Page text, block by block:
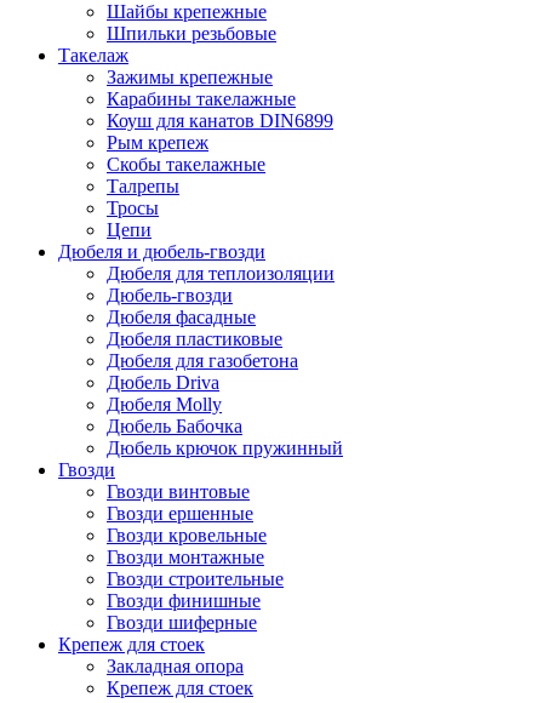
Шайбы крепежные
Шпильки резьбовые
Такелаж
Зажимы крепежные
Карабины такелажные
Коуш для канатов DIN6899
Рым крепеж
Скобы такелажные
Талрепы
Тросы
Цепи
Дюбеля и дюбель-гвозди
Дюбеля для теплоизоляции
Дюбель-гвозди
Дюбеля фасадные
Дюбеля пластиковые
Дюбеля для газобетона
Дюбель Driva
Дюбеля Molly
Дюбель Бабочка
Дюбель крючок пружинный
Гвозди
Гвозди винтовые
Гвозди ершенные
Гвозди кровельные
Гвозди монтажные
Гвозди строительные
Гвозди финишные
Гвозди шиферные
Крепеж для стоек
Закладная опора
Крепеж для стоек